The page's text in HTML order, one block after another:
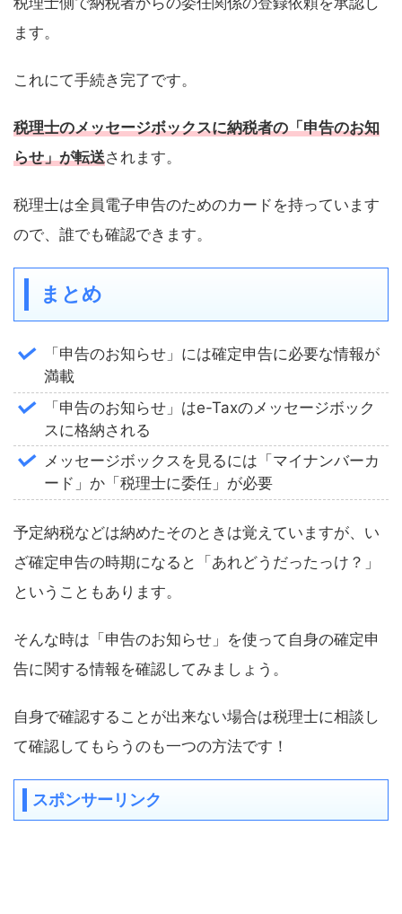
ます。
これにて手続き完了です。
税理士のメッセージボックスに納税者の「申告のお知
らせ」が転送されます。
税理士は全員電子申告のためのカードを持っています
ので、誰でも確認できます。
まとめ
「申告のお知らせ」には確定申告に必要な情報が
満載
「申告のお知らせ」はe-Taxのメッセージボック
スに格納される
メッセージボックスを見るには「マイナンバーカ
ード」か「税理士に委任」が必要
予定納税などは納めたそのときは覚えていますが、い
ざ確定申告の時期になると「あれどうだったっけ？」
ということもあります。
そんな時は「申告のお知らせ」を使って自身の確定申
告に関する情報を確認してみましょう。
自身で確認することが出来ない場合は税理士に相談し
て確認してもらうのも一つの方法です！
スポンサーリンク